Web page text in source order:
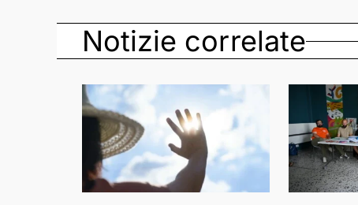
Notizie correlate